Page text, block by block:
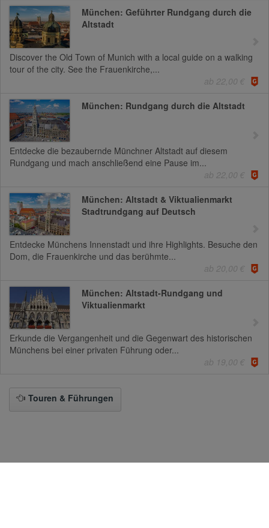
München: Geführter Rundgang durch die
Altstadt
Discover the Old Town of Munich with a local guide on a walking
tour of the city. See the Frauenkirche,...
ab 22,00 €
München: Rundgang durch die Altstadt
Entdecke die bezaubernde Münchner Altstadt auf diesem
Rundgang und mach anschließend eine Pause im...
ab 22,00 €
München: Altstadt & Viktualienmarkt
Stadtrundgang auf Deutsch
Entdecke Münchens Innenstadt und ihre Highlights. Besuche den
Dom, die Frauenkirche und das berühmte...
ab 20,00 €
München: Altstadt-Rundgang und
Viktualienmarkt
Erkunde die Vergangenheit und die Gegenwart des historischen
Münchens bei einer privaten Führung oder...
ab 19,00 €
Touren & Führungen